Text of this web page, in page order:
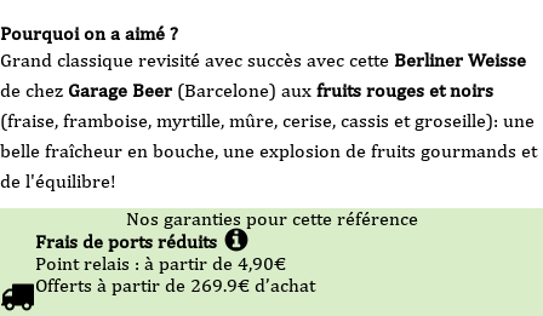
Pourquoi on a aimé ?
Grand classique revisité avec succès avec cette Berliner Weisse
de chez Garage Beer (Barcelone) aux fruits rouges et noirs
(fraise, framboise, myrtille, mûre, cerise, cassis et groseille): une
belle fraîcheur en bouche, une explosion de fruits gourmands et
de l'équilibre!
Nos garanties pour cette référence
Frais de ports réduits
Point relais : à partir de 4,90€
Offerts à partir de 269.9€ d’achat